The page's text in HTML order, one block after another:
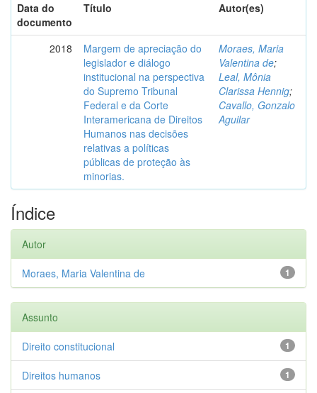
Data do
documento
Título Autor(es)
2018
Margem de apreciação do
legislador e diálogo
institucional na perspectiva
do Supremo Tribunal
Federal e da Corte
Interamericana de Direitos
Humanos nas decisões
relativas a políticas
públicas de proteção às
minorias.
Moraes, Maria
Valentina de;
Leal, Mônia
Clarissa Hennig;
Cavallo, Gonzalo
Aguilar
Índice
Autor
1
Moraes, Maria Valentina de
Assunto
1
Direito constitucional
1
Direitos humanos